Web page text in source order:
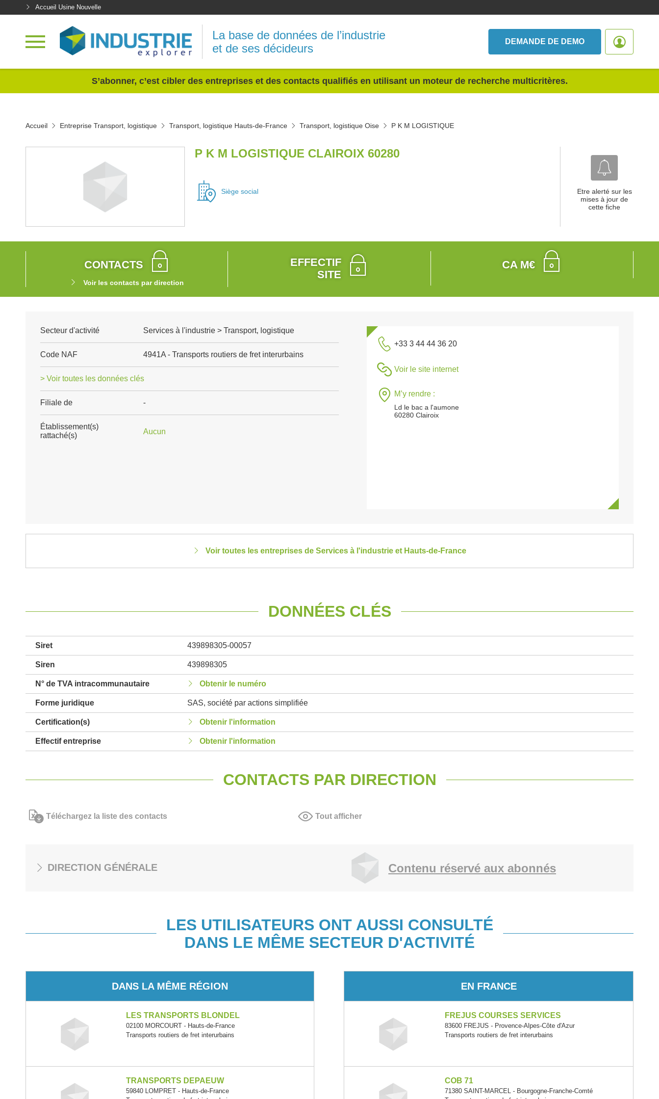
Accueil Usine Nouvelle
La base de données de l’industrie
et de ses décideurs
DEMANDE DE DEMO
S’abonner, c’est cibler des entreprises et des contacts qualifiés en utilisant un moteur de recherche multicritères.
Accueil Entreprise Transport, logistique Transport, logistique Hauts-de-France Transport, logistique Oise P K M LOGISTIQUE
P K M LOGISTIQUE CLAIROIX 60280
Siège social
Etre alerté sur les
mises à jour de
cette fiche
CONTACTS
Voir les contacts par direction
EFFECTIF
SITE
CA M€
Secteur d'activité Services à l'industrie > Transport, logistique
Code NAF 4941A - Transports routiers de fret interurbains
> Voir toutes les données clés
Filiale de -
Établissement(s)
rattaché(s)
Aucun
+33 3 44 44 36 20
Voir le site internet
M’y rendre :
Ld le bac a l'aumone
60280 Clairoix
Voir toutes les entreprises de Services à l'industrie et Hauts-de-France
DONNÉES CLÉS
Siret 439898305-00057
Siren 439898305
N° de TVA intracommunautaire Obtenir le numéro
Forme juridique SAS, société par actions simplifiée
Certification(s) Obtenir l'information
Effectif entreprise Obtenir l'information
CONTACTS PAR DIRECTION
Téléchargez la liste des contacts Tout afficher
DIRECTION GÉNÉRALE Contenu réservé aux abonnés
LES UTILISATEURS ONT AUSSI CONSULTÉ
DANS LE MÊME SECTEUR D'ACTIVITÉ
DANS LA MÊME RÉGION
LES TRANSPORTS BLONDEL
02100 MORCOURT - Hauts-de-France
Transports routiers de fret interurbains
TRANSPORTS DEPAEUW
59840 LOMPRET - Hauts-de-France
EN FRANCE
FREJUS COURSES SERVICES
83600 FREJUS - Provence-Alpes-Côte d'Azur
Transports routiers de fret interurbains
COB 71
71380 SAINT-MARCEL - Bourgogne-Franche-Comté